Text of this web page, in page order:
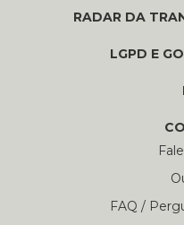
RADAR DA
LGPD E
FAQ /